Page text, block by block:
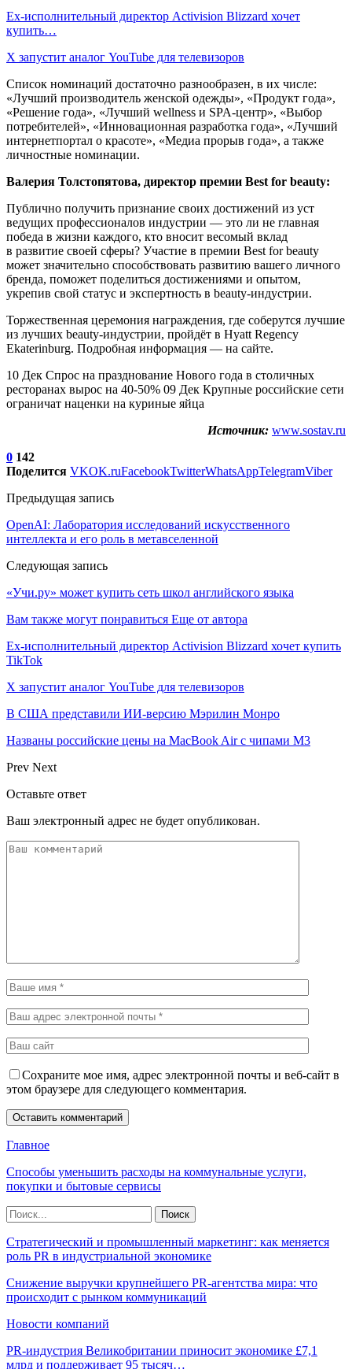
Ex-исполнительный директор Activision Blizzard хочет
купить…
X запустит аналог YouTube для телевизоров
Список номинаций достаточно разнообразен, в их числе:
«Лучший производитель женской одежды», «Продукт года»,
«Решение года», «Лучший wellness и SPA-центр», «Выбор
потребителей», «Инновационная разработка года», «Лучший
интернетпортал о красоте», «Медиа прорыв года», а также
личностные номинации.
Валерия Толстопятова, директор премии Best for beauty:
Публично получить признание своих достижений из уст
ведущих профессионалов индустрии — это ли не главная
победа в жизни каждого, кто вносит весомый вклад
в развитие своей сферы? Участие в премии Best for beauty
может значительно способствовать развитию вашего личного
бренда, поможет поделиться достижениями и опытом,
укрепив свой статус и экспертность в beauty-индустрии.
Торжественная церемония награждения, где соберутся лучшие
из лучших beauty-индустрии, пройдёт в Hyatt Regency
Ekaterinburg. Подробная информация — на сайте.
10 Дек Спрос на празднование Нового года в столичных
ресторанах вырос на 40-50% 09 Дек Крупные российские сети
ограничат наценки на куриные яйца
Источник: www.sostav.ru
0 142
Поделится VKOK.ruFacebookTwitterWhatsAppTelegramViber
Предыдущая запись
OpenAI: Лаборатория исследований искусственного
интеллекта и его роль в метавселенной
Следующая запись
«Учи.ру» может купить сеть школ английского языка
Вам также могут понравиться Еще от автора
Ex-исполнительный директор Activision Blizzard хочет купить
TikTok
X запустит аналог YouTube для телевизоров
В США представили ИИ-версию Мэрилин Монро
Названы российские цены на MacBook Air с чипами M3
Prev Next
Оставьте ответ
Ваш электронный адрес не будет опубликован.
Сохраните мое имя, адрес электронной почты и веб-сайт в
этом браузере для следующего комментария.
Главное
Способы уменьшить расходы на коммунальные услуги,
покупки и бытовые сервисы
Стратегический и промышленный маркетинг: как меняется
роль PR в индустриальной экономике
Снижение выручки крупнейшего PR-агентства мира: что
происходит с рынком коммуникаций
Новости компаний
PR-индустрия Великобритании приносит экономике £7,1
млрд и поддерживает 95 тысяч…